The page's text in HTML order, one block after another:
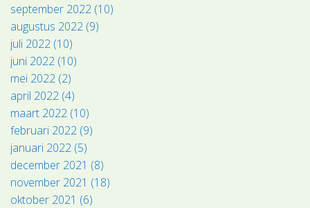
september 2022 (10)
augustus 2022 (9)
juli 2022 (10)
juni 2022 (10)
mei 2022 (2)
april 2022 (4)
maart 2022 (10)
februari 2022 (9)
januari 2022 (5)
december 2021 (8)
november 2021 (18)
oktober 2021 (6)